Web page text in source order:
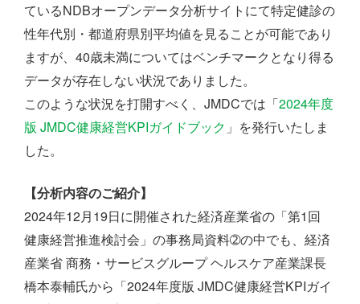
ているNDBオープンデータ分析サイトにて特定健診の
性年代別・都道府県別平均値を見ることが可能であり
ますが、40歳未満についてはベンチマークとなり得る
データが存在しない状況でありました。
このような状況を打開すべく、JMDCでは「2024年度
版 JMDC健康経営KPIガイドブック 」を発行いたしま
した。
【分析内容のご紹介】
2024年12月19日に開催された経済産業省の「第1回
健康経営推進検討会」の事務局資料➁の中でも、経済
産業省 商務・サービスグループ ヘルスケア産業課長
橋本泰輔氏から「2024年度版 JMDC健康経営KPIガイ